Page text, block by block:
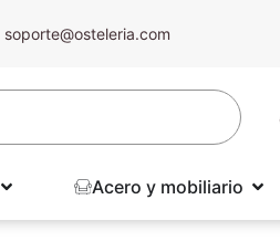
soporte@osteleria.com
Acero y mobiliario